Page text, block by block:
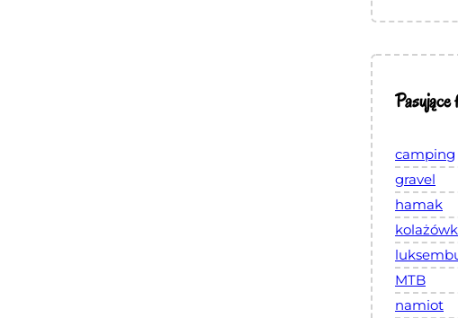
Pasujące
camping
gravel
hamak
MTB
namiot